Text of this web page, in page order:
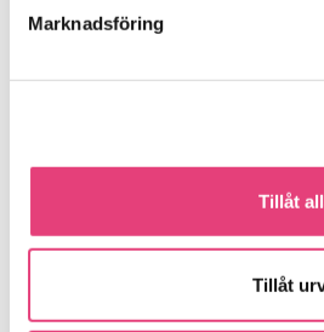
Marknadsföring
Tillåt
Tillåt
Både du och en vän kan vinna vår
Välkommen till en jul fylld av
Delta i dagens utlottning
formulär. Skriv i meddelande